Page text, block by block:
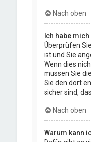
Nach oben
Ich habe
Überprüfen
ist und Sie
Wenn dies
müssen Sie
Sie den dort
sicher sind,
Nach oben
Warum kann